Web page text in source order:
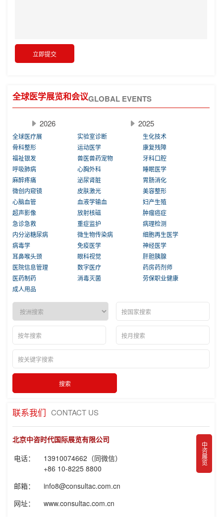
全球医学展览和会议GLOBAL EVENTS
2026 2025
全球医疗展 实验室诊断
生化技术
骨科整形
运动医学
康复残障
福祉银发
兽医兽药宠物
牙科口腔
呼吸肺病
心胸外科
睡眠医学
麻醉疼痛
泌尿肾脏
胃肠消化
微创内窥镜
皮肤激光
美容整形
心脑血管
血液学输血
妇产生殖
超声影像
放射核磁
肿瘤癌症
急诊急救
重症监护
病理检测
内分泌糖尿病
微生物传染病
细胞再生医学
病毒学
免疫医学
神经医学
耳鼻喉头颈
眼科视觉
肝胆胰腺
医院信息管理
数字医疗
药房药剂师
医药制药
消毒灭菌
劳保职业健康
成人用品
联系我们 CONTACT US
北京中咨时代国际展览有限公司
电话：
13910074662（同微信）
+86 10-8225 8800
邮箱：
info8@consultac.com.cn
网址：
www.consultac.com.cn
中咨展览